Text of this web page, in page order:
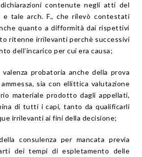
contenute negli atti del
tale arch. F., che rilevò contestati
quanto a difformità dai rispettivi
ritenne irrilevanti perchè successivi
dell’incarico per cui era causa;
probatoria anche della prova
sia con ellittica valutazione
materiale prodotto dagli appellati,
di tutti i capi, tanto da qualificarli
irrilevanti ai fini della decisione;
consulenza per mancata previa
dei tempi di espletamento delle